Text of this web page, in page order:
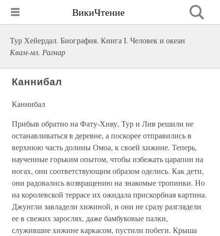
ВикиЧтение
Тур Хейердал. Биография. Книга I. Человек и океан
Квам-мл. Рагнар
Каннибал
Каннибал
Прибыв обратно на Фату-Хиву, Тур и Лив решили не
останавливаться в деревне, а поскорее отправились в
верхнюю часть долины Омоа, к своей хижине. Теперь,
наученные горьким опытом, чтобы избежать царапин на
ногах, они соответствующим образом оделись. Как дети,
они радовались возвращению на знакомые тропинки. Но
на королевской террасе их ожидала прискорбная картина.
Джунгли завладели хижиной, и они не сразу разглядели
ее в свежих зарослях, даже бамбуковые палки,
служившие хижине каркасом, пустили побеги. Крыша